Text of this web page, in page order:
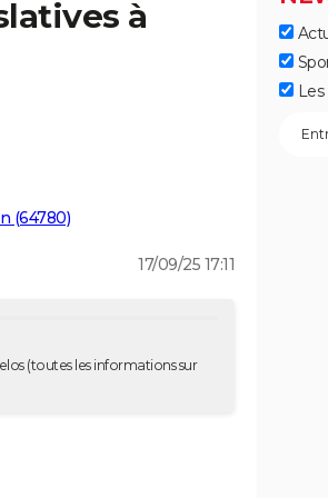
à
(64780)
17/09/25 17:11
(toutes les informations sur